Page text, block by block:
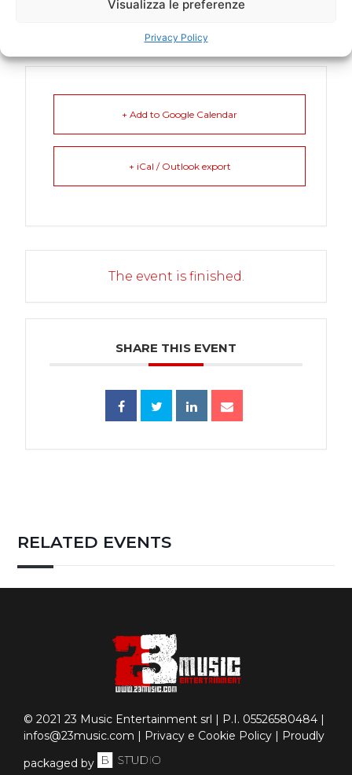
Visualizza le preferenze
Privacy Policy
+ Add to Google Calendar
+ iCal / Outlook export
The event is finished.
SHARE THIS EVENT
RELATED EVENTS
© 2021 23 Music Entertainment srl | P.I. 05526580484 |
infos@23music.com
Privacy e Cookie Policy
| Proudly
packaged by